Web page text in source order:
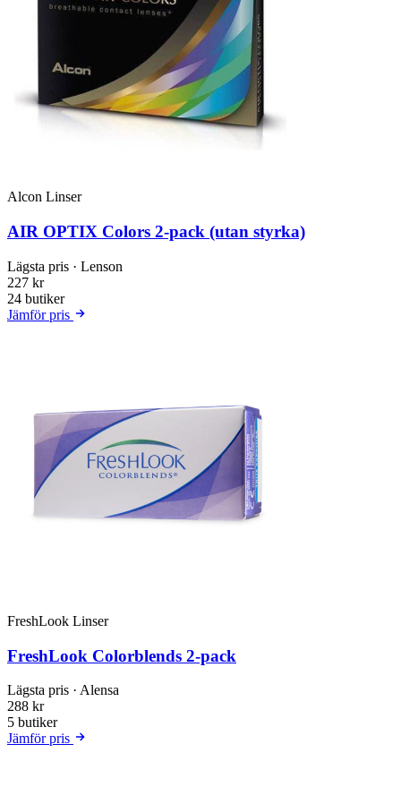
Alcon Linser
AIR OPTIX Colors 2-pack (utan styrka)
Lägsta pris · Lenson
227 kr
24 butiker
Jämför pris
FreshLook Linser
FreshLook Colorblends 2-pack
Lägsta pris · Alensa
288 kr
5 butiker
Jämför pris